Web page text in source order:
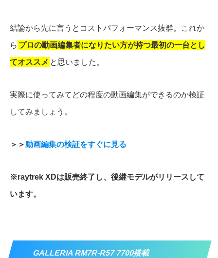
結論から先に言うとコストパフォーマンス抜群。これか
ら プロの動画編集者になりたい方が持つ最初の一台とし
てオススメ と思いました。
実際に使ってみてどの程度の動画編集ができるのか検証
してみましょう。
＞＞動画編集の検証をすぐに見る
※raytrek XDは販売終了し、後継モデルがリリースして
います。
GALLERIA RM7R-R57 7700搭載